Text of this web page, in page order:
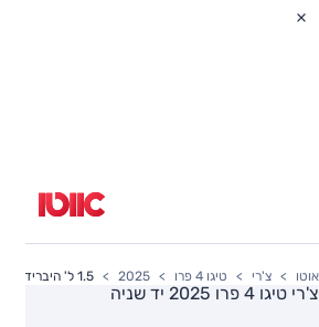
אוטו צ'רי טיגו 4 פרו 2025 1.5 ל' היברידי, Luxury
צ'רי טיגו 4 פרו 2025 יד שניה